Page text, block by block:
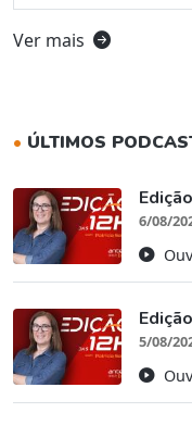
Ver mais
• ÚLTIMOS
6/08/
5/08/